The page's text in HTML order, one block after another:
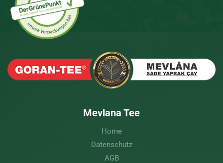
Mevlana Tee
Home
Datenschutz
AGB